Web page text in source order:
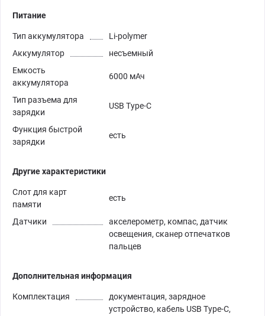
Питание
Тип аккумулятора
Li-polymer
Аккумулятор
несъемный
Емкость
аккумулятора
6000 мАч
Тип разъема для
зарядки
USB Type-C
Функция быстрой
зарядки
есть
Другие характеристики
Слот для карт
памяти
есть
Датчики
акселерометр, компас, датчик
освещения, сканер отпечатков
пальцев
Дополнительная информация
Комплектация
документация, зарядное
устройство, кабель USB Type-C,